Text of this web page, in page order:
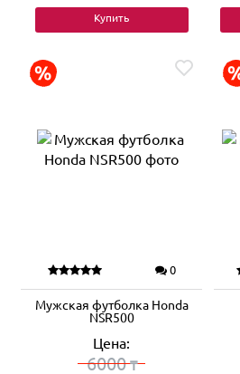
Купить
0
Мужская футболка Honda
NSR500
Цена:
6000₸